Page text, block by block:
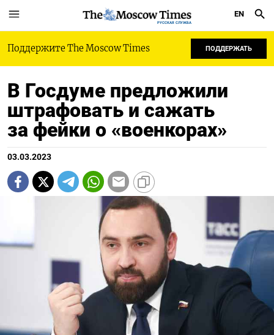
РУССКАЯ СЛУЖБА
EN
Поддержите The Moscow Times ПОДДЕРЖАТЬ
В Госдуме предложили
штрафовать и сажать
за фейки о «военкорах»
03.03.2023